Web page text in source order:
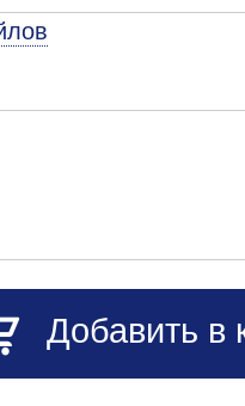
Добавить в